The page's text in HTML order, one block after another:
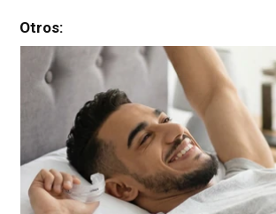
Otros: